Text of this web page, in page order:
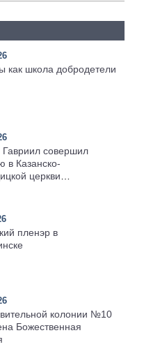
как школа добродетели
Гавриил совершил
в Казанско-
церкви
пленэр в
колонии №10
Божественная